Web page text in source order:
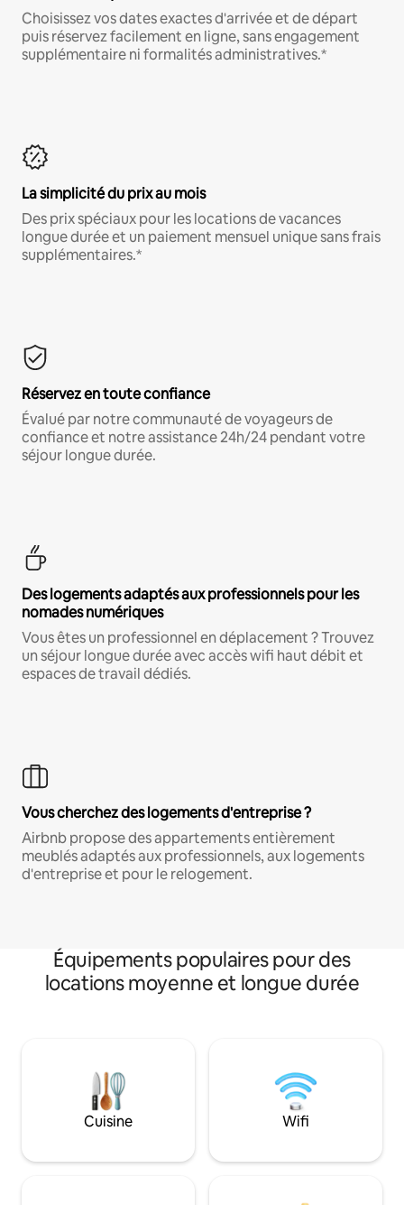
Choisissez vos dates exactes d'arrivée et de départ
puis réservez facilement en ligne, sans engagement
supplémentaire ni formalités administratives.*
La simplicité du prix au mois
Des prix spéciaux pour les locations de vacances
longue durée et un paiement mensuel unique sans frais
supplémentaires.*
Réservez en toute confiance
Évalué par notre communauté de voyageurs de
confiance et notre assistance 24h/24 pendant votre
séjour longue durée.
Des logements adaptés aux professionnels pour les
nomades numériques
Vous êtes un professionnel en déplacement ? Trouvez
un séjour longue durée avec accès wifi haut débit et
espaces de travail dédiés.
Vous cherchez des logements d'entreprise ?
Airbnb propose des appartements entièrement
meublés adaptés aux professionnels, aux logements
d'entreprise et pour le relogement.
Équipements populaires pour des
locations moyenne et longue durée
Cuisine Wifi